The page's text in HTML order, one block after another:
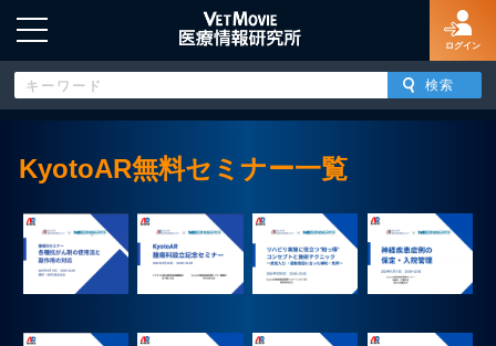
ログイン
HOME
ログイン
新規登録
KyotoAR無料セミナー一覧